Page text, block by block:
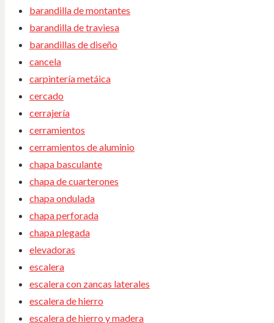
barandilla de montantes
barandilla de traviesa
barandillas de diseño
cancela
carpintería metáica
cercado
cerrajería
cerramientos
cerramientos de aluminio
chapa basculante
chapa de cuarterones
chapa ondulada
chapa perforada
chapa plegada
elevadoras
escalera
escalera con zancas laterales
escalera de hierro
escalera de hierro y madera